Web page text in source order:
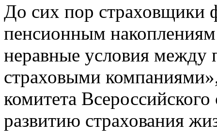
До сих пор страховщики
пенсионным
неравные условия
страховыми
комитета
развитию страхования